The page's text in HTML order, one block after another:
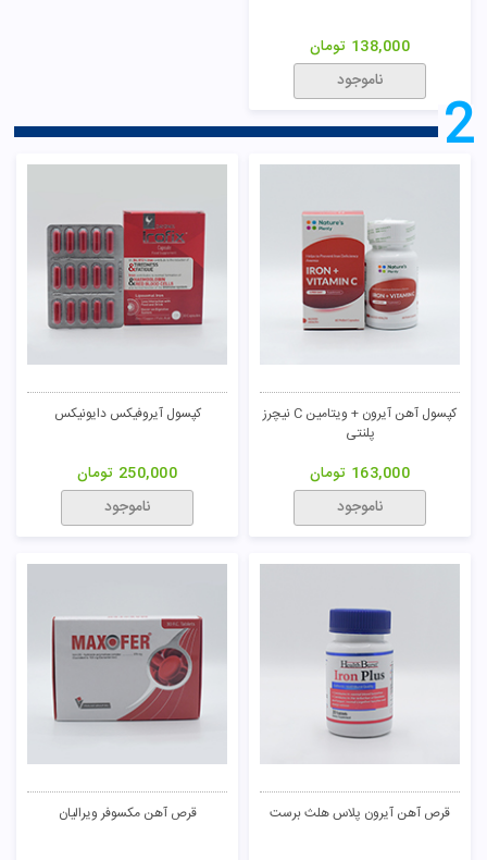
138,000 تومان
ناموجود
2
کپسول آهن آیرون + ویتامین C نیچرز
پلنتی
163,000 تومان
ناموجود
کپسول آیروفیکس دایونیکس
250,000 تومان
ناموجود
قرص آهن آیرون پلاس هلث برست قرص آهن مکسوفر ویرالیان